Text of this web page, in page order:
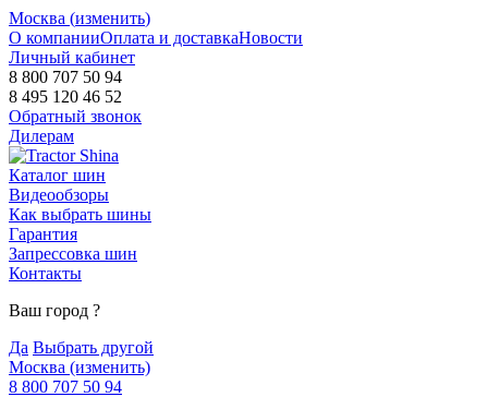
Москва (изменить)
О компанииОплата и доставкаНовости
Личный кабинет
8 800 707 50 94
8 495 120 46 52
Обратный звонок
Дилерам
Каталог шин
Видеообзоры
Как выбрать шины
Гарантия
Запрессовка шин
Контакты
Ваш город ?
Да Выбрать другой
Москва (изменить)
8 800 707 50 94